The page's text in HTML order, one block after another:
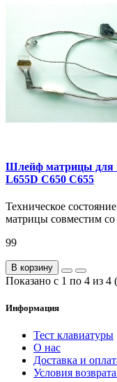
Шлейф матрицы для
L655D C650 C655
Техническое
матрицы совместим
99
В корзину
Показано с 1 по 4 из 4
Информация
Тест клавиатуры
О нас
Доставка и
Условия